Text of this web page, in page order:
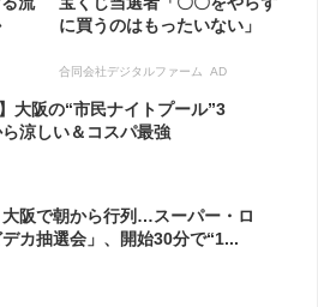
に買うのはもったいない」
合同会社デジタルファーム AD
大阪の“市民ナイトプール”3
涼しい＆コスパ最強
大阪で朝から行列…スーパー・ロ
カ抽選会」、開始30分で“1...